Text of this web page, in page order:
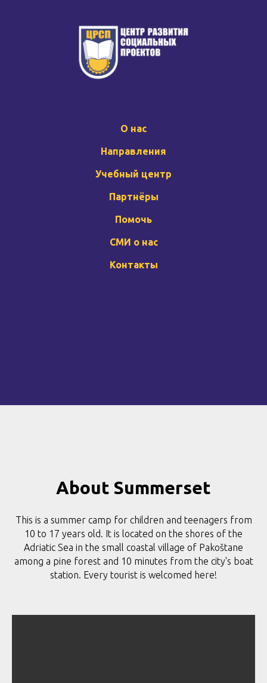
О нас
Направления
Учебный центр
Партнёры
Помочь
СМИ о нас
Контакты
About Summerset
This is a summer camp for children and teenagers from
10 to 17 years old. It is located on the shores of the
Adriatic Sea in the small coastal village of Pakoštane
among a pine forest and 10 minutes from the city's boat
station. Every tourist is welcomed here!